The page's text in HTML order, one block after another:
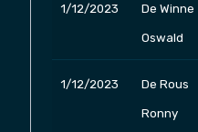
1/12/2023 De Winne
Oswald
1/12/2023 De Rous
Ronny